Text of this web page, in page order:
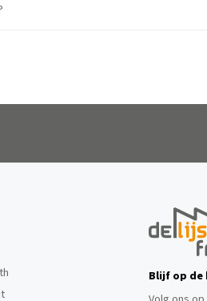
Blijf op de